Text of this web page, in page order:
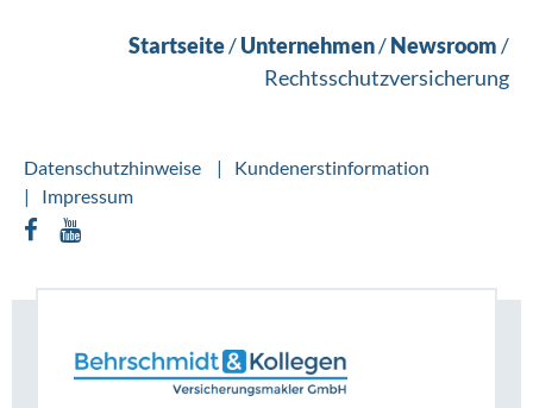
Startseite/Unternehmen/Newsroom/
Rechtsschutzversicherung
Datenschutzhinweise
Kundenerstinformation
Impressum